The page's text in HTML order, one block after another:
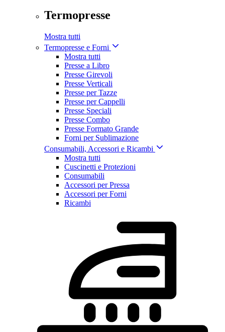
Termopresse
Mostra tutti
Termopresse e Forni
Mostra tutti
Presse a Libro
Presse Girevoli
Presse Verticali
Presse per Tazze
Presse per Cappelli
Presse Speciali
Presse Combo
Presse Formato Grande
Forni per Sublimazione
Consumabili, Accessori e Ricambi
Mostra tutti
Cuscinetti e Protezioni
Consumabili
Accessori per Pressa
Accessori per Forni
Ricambi